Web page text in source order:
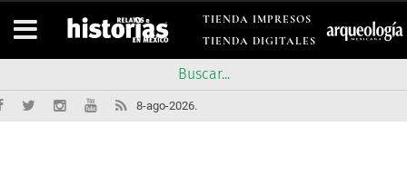
TIENDA IMPRESOS
TIENDA DIGITALES
8-ago-2026.